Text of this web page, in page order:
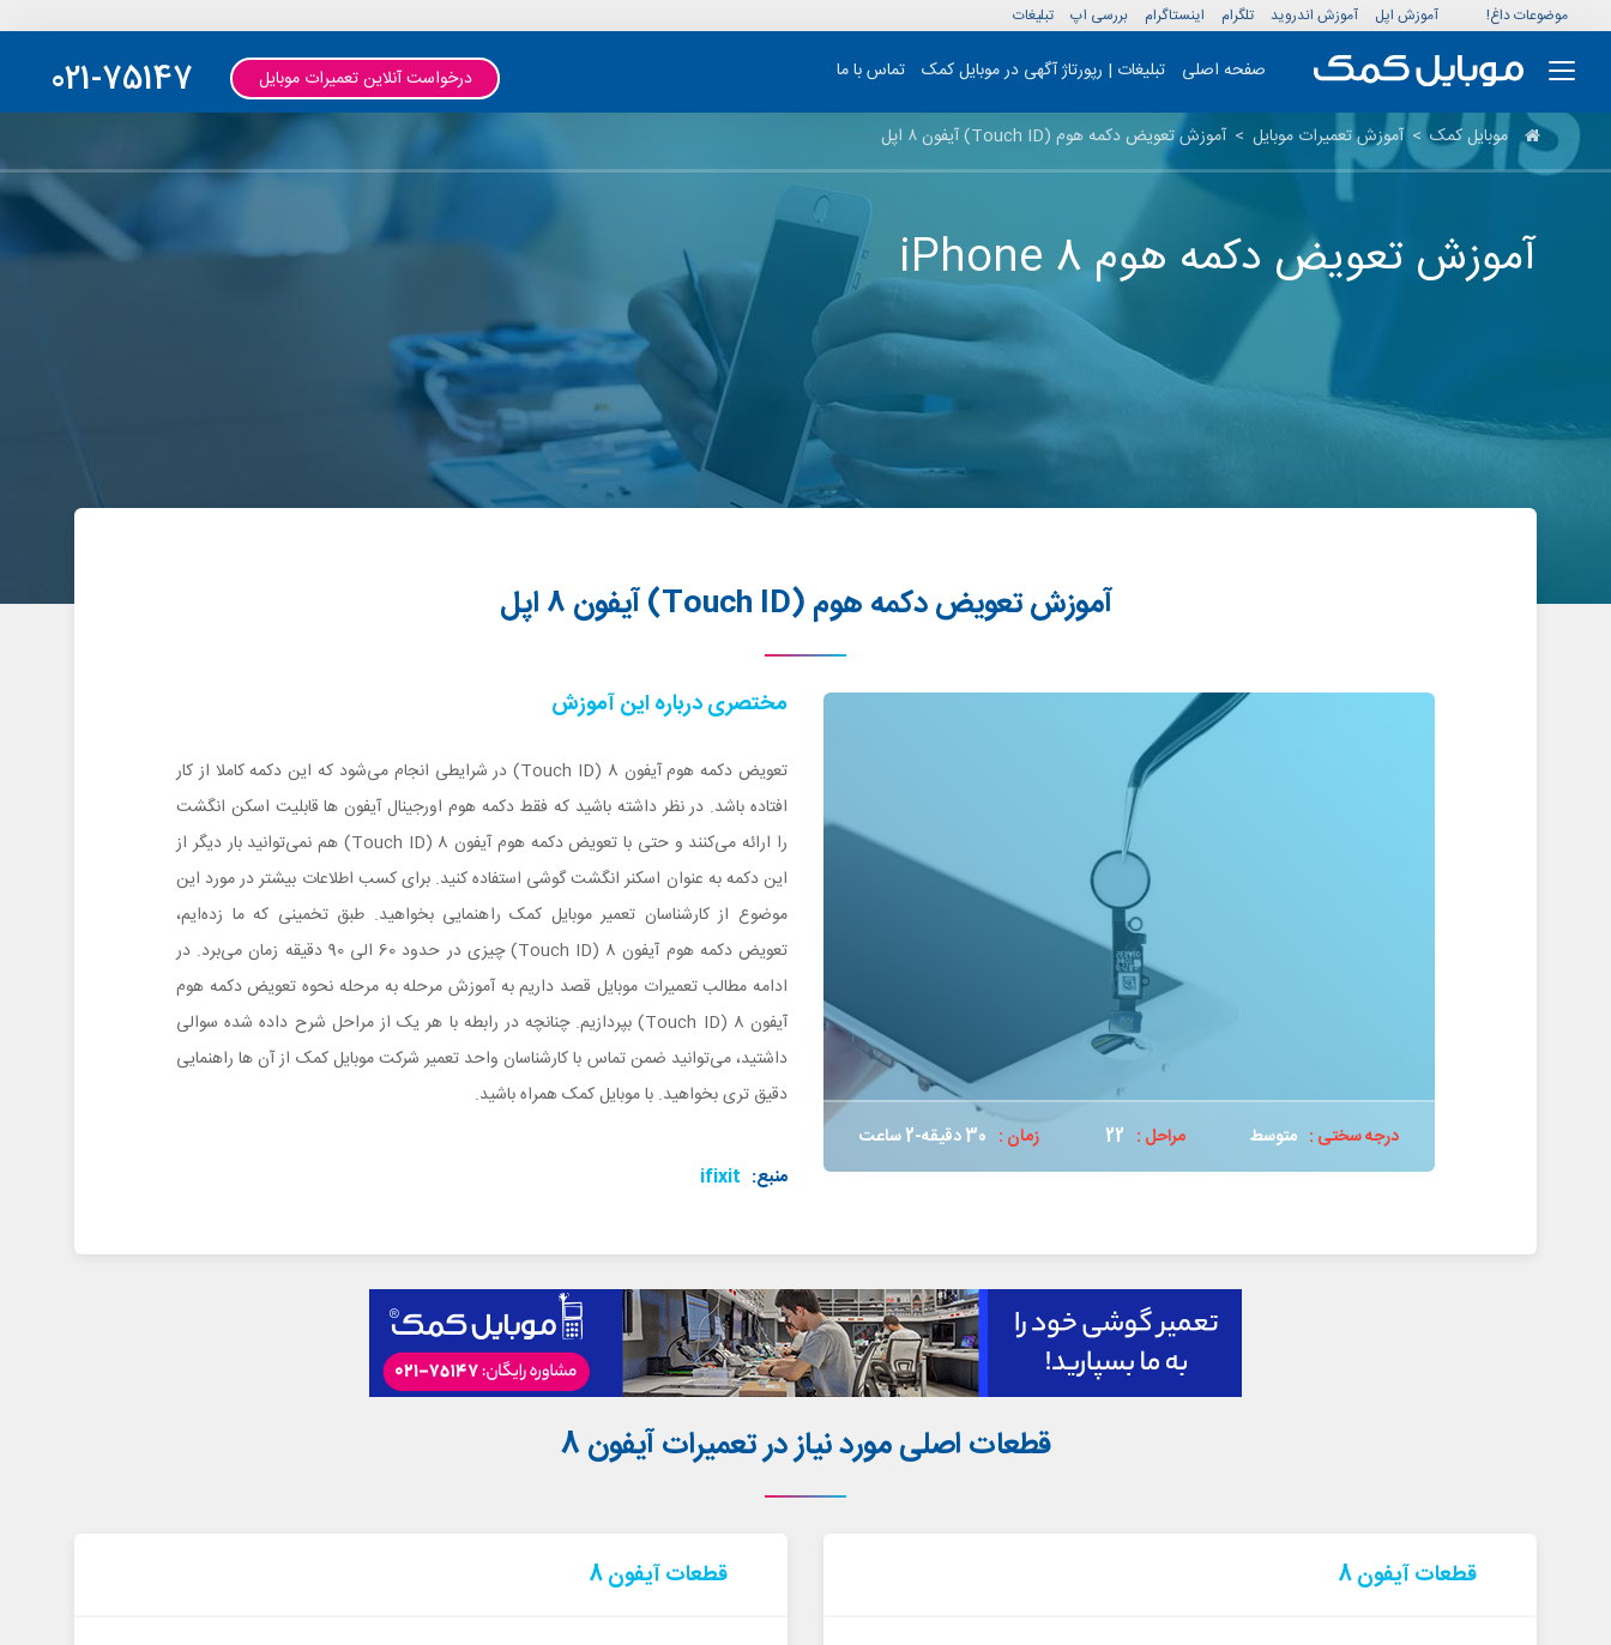
موضوعات داغ! آموزش اپل آموزش اندروید تلگرام اینستاگرام بررسی اپ تبلیغات
صفحه اصلی تبلیغات | رپورتاژ آگهی در موبایل کمک تماس با ما 021-75147
درخواست آنلاین تعمیرات موبایل
موبایل کمک > آموزش تعمیرات موبایل > آموزش تعویض دکمه هوم (Touch ID) آیفون ۸ اپل
آموزش تعویض دکمه هوم iPhone 8
آموزش تعویض دکمه هوم (Touch ID) آیفون ۸ اپل
درجه سختی : متوسط مراحل : 22 زمان : 30 دقیقه-2 ساعت
مختصری درباره این آموزش
تعویض دکمه هوم آیفون 8 (Touch ID) در شرایطی انجام می‌شود که این دکمه کاملا از کار
افتاده باشد. در نظر داشته باشید که فقط دکمه هوم اورجینال آیفون ها قابلیت اسکن انگشت
را ارائه می‌کنند و حتی با تعویض دکمه هوم آیفون 8 (Touch ID) هم نمی‌توانید بار دیگر از
این دکمه به عنوان اسکنر انگشت گوشی استفاده کنید. برای کسب اطلاعات بیشتر در مورد این
موضوع از کارشناسان تعمیر موبایل کمک راهنمایی بخواهید. طبق تخمینی که ما زده‌ایم،
تعویض دکمه هوم آیفون 8 (Touch ID) چیزی در حدود 60 الی 90 دقیقه زمان می‌برد. در
ادامه مطالب تعمیرات موبایل قصد داریم به آموزش مرحله به مرحله نحوه تعویض دکمه هوم
آیفون 8 (Touch ID) بپردازیم. چنانچه در رابطه با هر یک از مراحل شرح داده شده سوالی
داشتید، می‌توانید ضمن تماس با کارشناسان واحد تعمیر شرکت موبایل کمک از آن ها راهنمایی
دقیق تری بخواهید. با موبایل کمک همراه باشید.
منبع: ifixit
قطعات اصلی مورد نیاز در تعمیرات آیفون 8
قطعات آیفون 8 قطعات آیفون 8